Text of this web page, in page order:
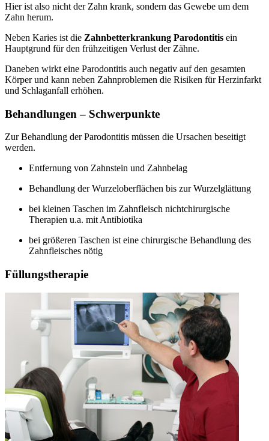
Hier ist also nicht der Zahn krank, sondern das Gewebe um dem
Zahn herum.
Neben Karies ist die Zahnbetterkrankung Parodontitis ein
Hauptgrund für den frühzeitigen Verlust der Zähne.
Daneben wirkt eine Parodontitis auch negativ auf den gesamten
Körper und kann neben Zahnproblemen die Risiken für Herzinfarkt
und Schlaganfall erhöhen.
Behandlungen – Schwerpunkte
Zur Behandlung der Parodontitis müssen die Ursachen beseitigt
werden.
Entfernung von Zahnstein und Zahnbelag
Behandlung der Wurzeloberflächen bis zur Wurzelglättung
bei kleinen Taschen im Zahnfleisch nichtchirurgische
Therapien u.a. mit Antibiotika
bei größeren Taschen ist eine chirurgische Behandlung des
Zahnfleisches nötig
Füllungstherapie